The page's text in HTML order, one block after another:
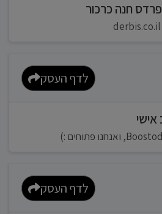
חנה כרכור
לדף העסק
לדף העסק